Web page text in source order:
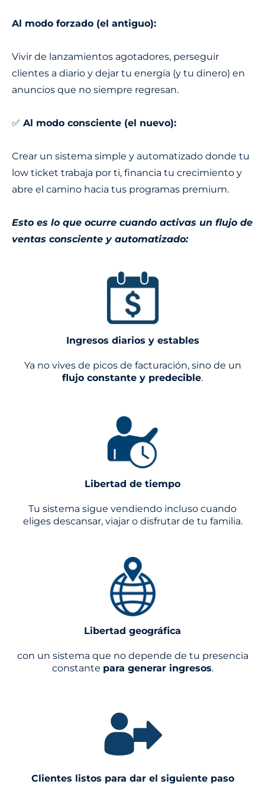
Al modo forzado (el antiguo):
Vivir de lanzamientos agotadores, perseguir
clientes a diario y dejar tu energía (y tu dinero) en
anuncios que no siempre regresan.
✅ Al modo consciente (el nuevo):
Crear un sistema simple y automatizado donde tu
low ticket trabaja por ti, financia tu crecimiento y
abre el camino hacia tus programas premium.
Esto es lo que ocurre cuando activas un flujo de
ventas consciente y automatizado:
Ingresos diarios y estables
Ya no vives de picos de facturación, sino de un
flujo constante y predecible.
Libertad de tiempo
Tu sistema sigue vendiendo incluso cuando
eliges descansar, viajar o disfrutar de tu familia.
Libertad geográfica
con un sistema que no depende de tu presencia
constante para generar ingresos.
Clientes listos para dar el siguiente paso